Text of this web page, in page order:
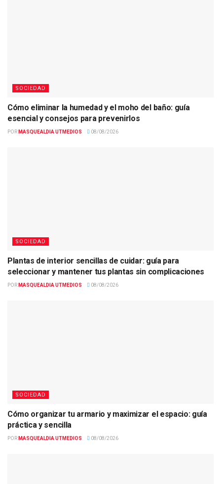
SOCIEDAD
Cómo eliminar la humedad y el moho del baño: guía
esencial y consejos para prevenirlos
POR MASQUEALDIA UTMEDIOS 08/08/2026
SOCIEDAD
Plantas de interior sencillas de cuidar: guía para
seleccionar y mantener tus plantas sin complicaciones
POR MASQUEALDIA UTMEDIOS 08/08/2026
SOCIEDAD
Cómo organizar tu armario y maximizar el espacio: guía
práctica y sencilla
POR MASQUEALDIA UTMEDIOS 08/08/2026